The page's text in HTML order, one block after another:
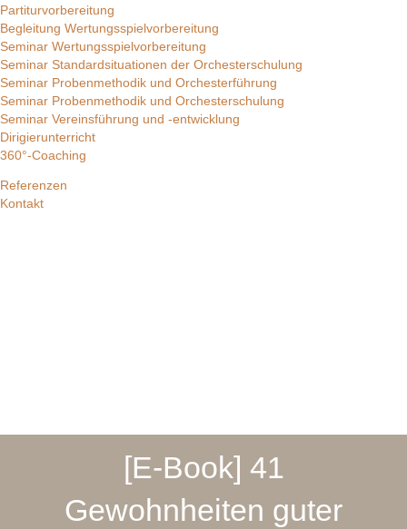
Partiturvorbereitung
Begleitung Wertungsspielvorbereitung
Seminar Wertungsspielvorbereitung
Seminar Standardsituationen der Orchesterschulung
Seminar Probenmethodik und Orchesterführung
Seminar Probenmethodik und Orchesterschulung
Seminar Vereinsführung und -entwicklung
Dirigierunterricht
360°-Coaching
Referenzen
Kontakt
[E-Book] 41
Gewohnheiten guter